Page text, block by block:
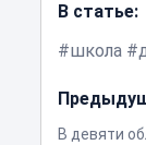
В статье:
школа
В девяти